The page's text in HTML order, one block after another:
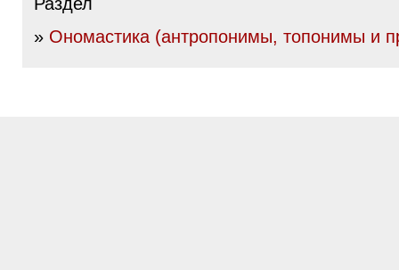
» Ономастика (антропонимы, топонимы и